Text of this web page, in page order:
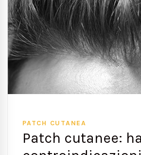
PATCH CUTANEA
Patch cutanee: